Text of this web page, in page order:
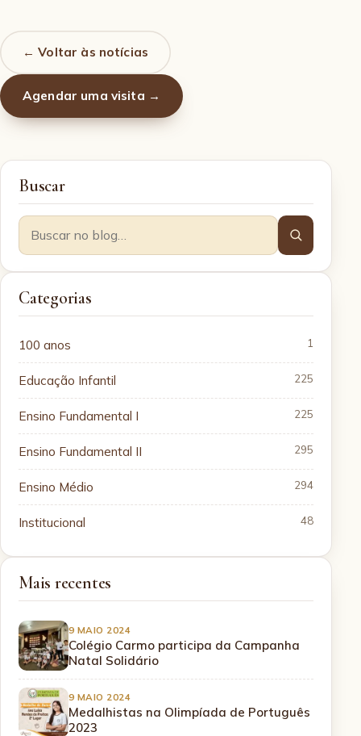
← Voltar às notícias
Agendar uma visita →
Buscar
Categorias
100 anos 1
Educação Infantil 225
Ensino Fundamental I 225
Ensino Fundamental II 295
Ensino Médio 294
Institucional 48
Mais recentes
9 MAIO 2024
Colégio Carmo participa da Campanha
Natal Solidário
9 MAIO 2024
Medalhistas na Olimpíada de Português
2023